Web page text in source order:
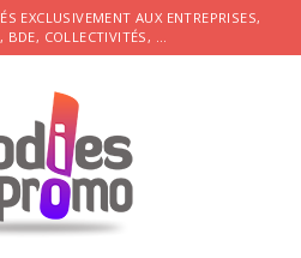
EXCLUSIVEMENT AUX ENTREPRISES,
BDE, COLLECTIVITÉS, ...